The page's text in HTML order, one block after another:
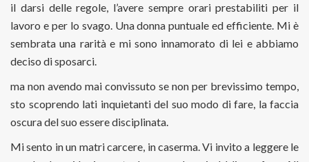
il darsi delle regole, l’avere sempre orari prestabiliti per il
lavoro e per lo svago. Una donna puntuale ed efficiente. Mi è
sembrata una rarità e mi sono innamorato di lei e abbiamo
deciso di sposarci.
ma non avendo mai convissuto se non per brevissimo tempo,
sto scoprendo lati inquietanti del suo modo di fare, la faccia
oscura del suo essere disciplinata.
Mi sento in un matri carcere, in caserma. Vi invito a leggere le